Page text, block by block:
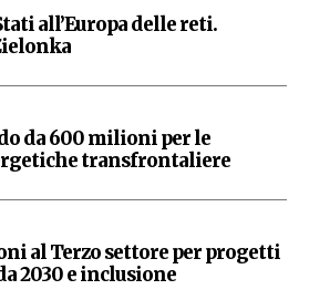
all’Europa delle reti.
da 600 milioni per le
transfrontaliere
al Terzo settore per progetti
2030 e inclusione